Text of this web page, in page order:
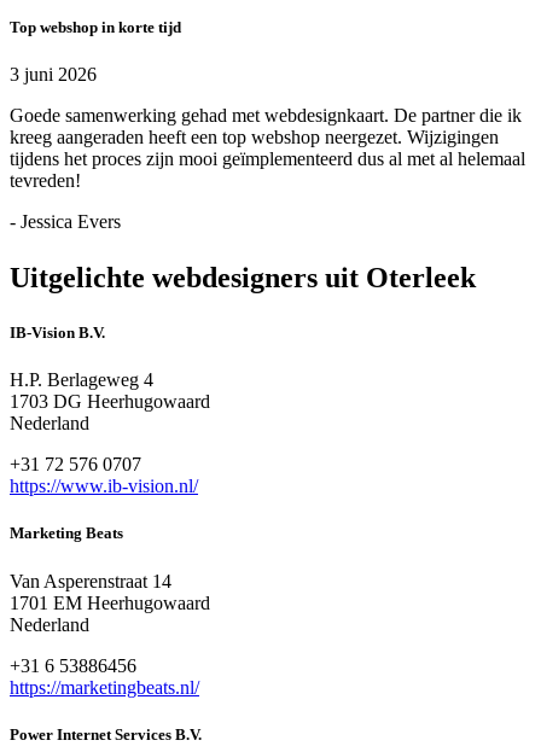
Top webshop in korte tijd
3 juni 2026
Goede samenwerking gehad met webdesignkaart. De partner die ik
kreeg aangeraden heeft een top webshop neergezet. Wijzigingen
tijdens het proces zijn mooi geïmplementeerd dus al met al helemaal
tevreden!
- Jessica Evers
Uitgelichte webdesigners uit Oterleek
IB-Vision B.V.
H.P. Berlageweg 4
1703 DG Heerhugowaard
Nederland
+31 72 576 0707
https://www.ib-vision.nl/
Marketing Beats
Van Asperenstraat 14
1701 EM Heerhugowaard
Nederland
+31 6 53886456
https://marketingbeats.nl/
Power Internet Services B.V.